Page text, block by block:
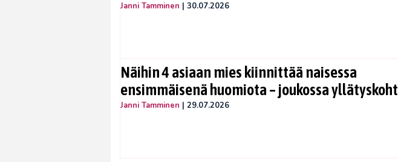
Janni Tamminen | 30.07.2026
Näihin 4 asiaan mies kiinnittää naisessa
ensimmäisenä huomiota – joukossa
Janni Tamminen | 29.07.2026